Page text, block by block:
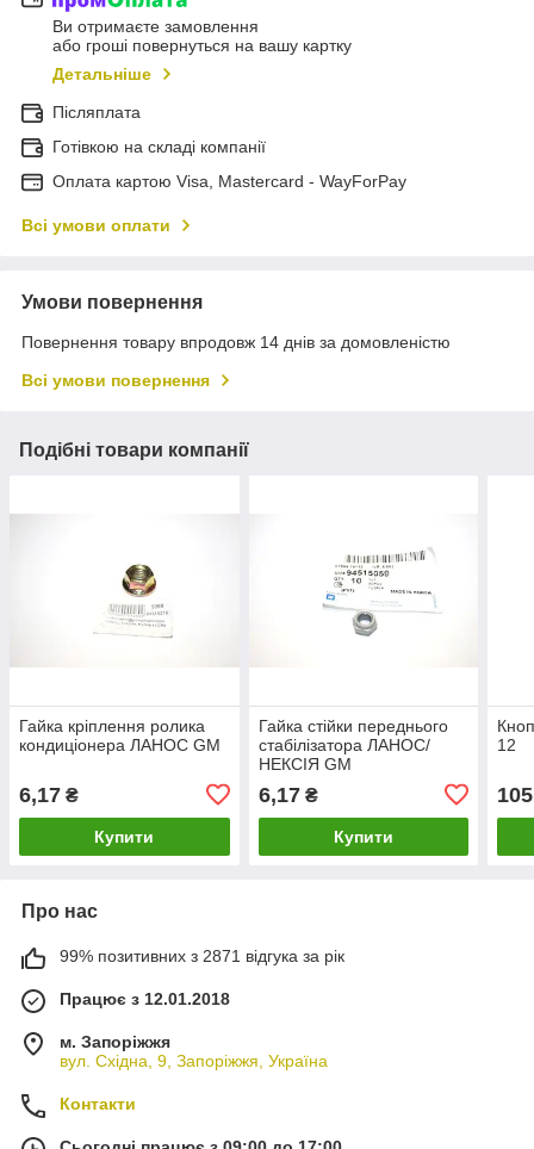
Ви отримаєте замовлення
або гроші повернуться на вашу картку
Детальніше
Післяплата
Готівкою на складі компанії
Оплата картою Visa, Mastercard - WayForPay
Всі умови оплати
Умови повернення
Повернення товару впродовж 14 днів за домовленістю
Всі умови повернення
Подібні товари компанії
Гайка кріплення ролика
кондиціонера ЛАНОС GM
6,17 ₴
Купити
Гайка стійки переднього
стабілізатора ЛАНОС/
НЕКСІЯ GM
6,17₴
Купити
12
Про нас
99% позитивних з 2871 відгука за рік
Працює з 12.01.2018
м. Запоріжжя
вул. Східна, 9, Запоріжжя, Україна
Контакти